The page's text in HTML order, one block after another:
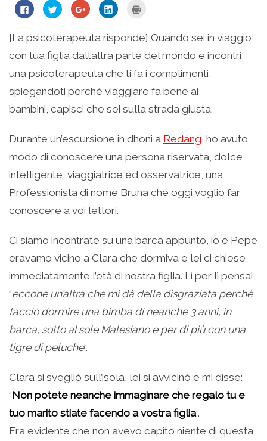
Fai
clic
su
Facebook
(Si
apre
una
nuova
finestra)
Fai
clic
condividere
su
Twitter
(Si
apre
in
una
nuova
finestra)
Fai
clic
condividere
su
Google+
(Si
in
una
nuova
finestra)
Fai
clic
condividere
su
LinkedIn
(Si
apre
in
una
nuova
finestra)
stampare
(Si
apre
in
nuova
finestra)
[La psicoterapeuta risponde] Quando sei in viaggio
con tua figlia dall’altra parte del mondo e incontri
una psicoterapeuta che ti fa i complimenti,
spiegandoti perchè viaggiare fa bene ai
bambini, capisci che sei sulla strada giusta.
Durante un’escursione in dhoni a Redang , ho avuto
modo di conoscere una persona riservata, dolce,
intelligente, viaggiatrice ed osservatrice, una
Professionista di nome Bruna che oggi voglio far
conoscere a voi lettori.
Ci siamo incontrate su una barca appunto, io e Pepe
eravamo vicino a Clara che dormiva e lei ci chiese
immediatamente l’età di nostra figlia. Lì per lì pensai
“eccone un’altra che mi dà della disgraziata perchè
faccio dormire una bimba di neanche 3 anni, in
barca, sotto al sole Malesiano e per di più con una
tigre di peluche“.
Clara si svegliò sull’isola, lei si avvicinò e mi disse:
“Non potete neanche immaginare che regalo tu e
tuo marito stiate facendo a vostra figlia“.
Era evidente che non avevo capito niente di questa